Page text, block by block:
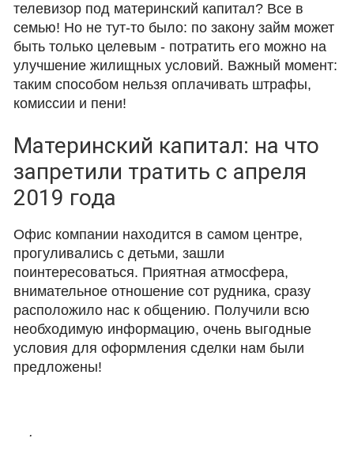
телевизор под материнский капитал? Все в
семью! Но не тут-то было: по закону займ может
быть только целевым - потратить его можно на
улучшение жилищных условий. Важный момент:
таким способом нельзя оплачивать штрафы,
комиссии и пени!
Материнский капитал: на что
запретили тратить с апреля
2019 года
Офис компании находится в самом центре,
прогуливались с детьми, зашли
поинтересоваться. Приятная атмосфера,
внимательное отношение сот рудника, сразу
расположило нас к общению. Получили всю
необходимую информацию, очень выгодные
условия для оформления сделки нам были
предложены!
.